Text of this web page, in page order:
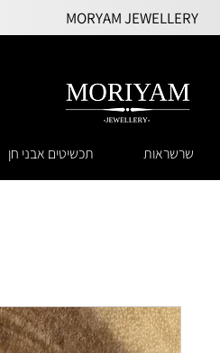
MORYAM JEWELLERY
שרשראות תכשיטים אבני חן